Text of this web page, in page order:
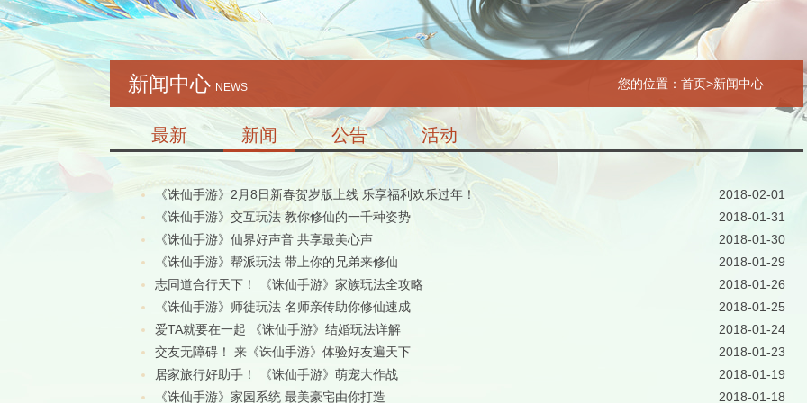
新闻中心 NEWS 您的位置： 首页>新闻中心
最新 新闻 公告 活动
《诛仙手游》2月8日新春贺岁版上线 乐享福利欢乐过年！
2018-02-01
《诛仙手游》交互玩法 教你修仙的一千种姿势
2018-01-31
《诛仙手游》仙界好声音 共享最美心声
2018-01-30
《诛仙手游》帮派玩法 带上你的兄弟来修仙
2018-01-29
志同道合行天下！ 《诛仙手游》家族玩法全攻略
2018-01-26
《诛仙手游》师徒玩法 名师亲传助你修仙速成
2018-01-25
爱TA就要在一起 《诛仙手游》结婚玩法详解
2018-01-24
交友无障碍！ 来《诛仙手游》体验好友遍天下
2018-01-23
居家旅行好助手！ 《诛仙手游》萌宠大作战
2018-01-19
《诛仙手游》家园系统 最美豪宅由你打造
2018-01-18